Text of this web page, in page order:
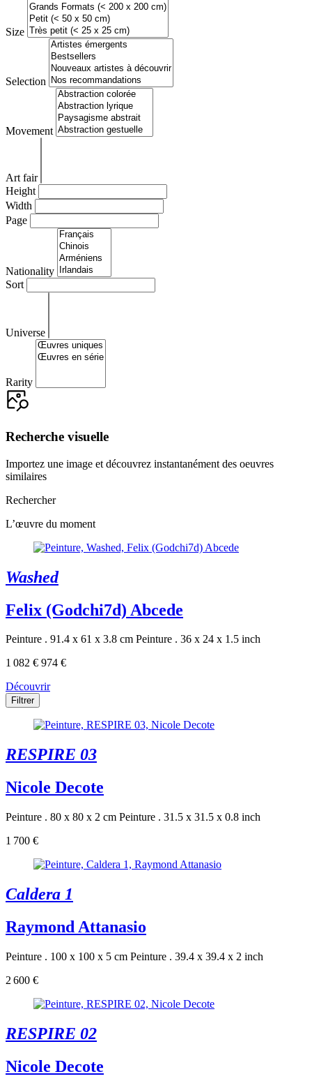
Size
Selection
Movement
Art fair
Height
Width
Page
Nationality
Sort
Universe
Rarity
Recherche visuelle
Importez une image et découvrez instantanément des oeuvres
similaires
Rechercher
L’œuvre du moment
Washed
Felix (Godchi7d) Abcede
Peinture . 91.4 x 61 x 3.8 cm Peinture . 36 x 24 x 1.5 inch
1 082 € 974 €
Découvrir
Filtrer
RESPIRE 03
Nicole Decote
Peinture . 80 x 80 x 2 cm Peinture . 31.5 x 31.5 x 0.8 inch
1 700 €
Caldera 1
Raymond Attanasio
Peinture . 100 x 100 x 5 cm Peinture . 39.4 x 39.4 x 2 inch
2 600 €
RESPIRE 02
Nicole Decote